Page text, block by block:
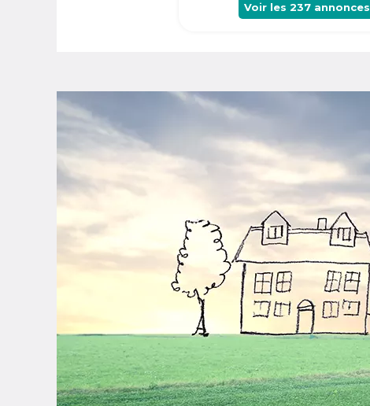
Voir les 237 annonces